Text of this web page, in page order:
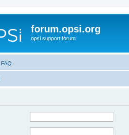
forum.opsi.org
opsi support forum
FAQ